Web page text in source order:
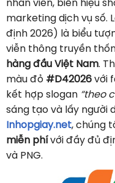
nhân viên, biển hiệu
marketing dịch vụ số.
định 2026) là biểu
viễn thông truyền
hàng đầu Việt Nam.
màu đỏ #D42026 với
kết hợp slogan “theo
sáng tạo và lấy người
Inhopgiay.net, chúng
miễn phí với đầy đủ
và PNG.